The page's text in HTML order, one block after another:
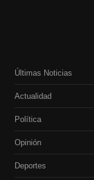
Últimas Noticias
Actualidad
Política
Opinión
Deportes